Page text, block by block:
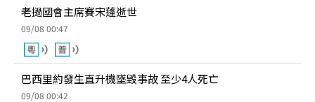
老撾國會主席賽宋蓬逝世
09/08 00:47
巴西里約發生直升機墜毀事故 至少4人死亡
09/08 00:42